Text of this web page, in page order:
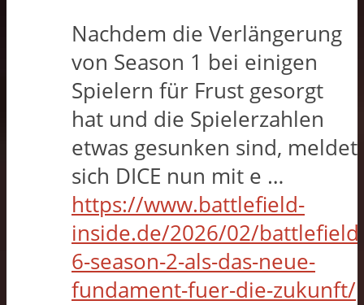
Nachdem die Verlängerung
von Season 1 bei einigen
Spielern für Frust gesorgt
hat und die Spielerzahlen
etwas gesunken sind, meldet
sich DICE nun mit e …
https://www.battlefield-
inside.de/2026/02/
6-season-2-als-das-neue-
fundament-fuer-die-zukunft/